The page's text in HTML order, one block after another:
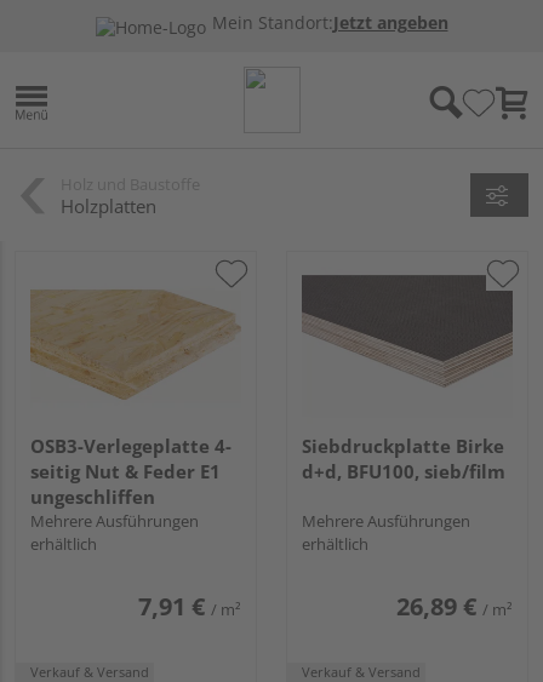
Mein Standort:Jetzt angeben
Holzplatten
OSB3-Verlegeplatte 4-
seitig Nut & Feder E1
ungeschliffen
Mehrere Ausführungen
erhältlich
7,91 € / m²
Verkauf & Versand
Siebdruckplatte Birke
d+d, BFU100, sieb/film
Mehrere Ausführungen
erhältlich
26,89 € / m²
Verkauf & Versand